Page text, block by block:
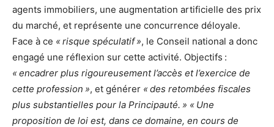
agents immobiliers, une augmentation artificielle des prix
du marché, et représente une concurrence déloyale.
Face à ce « risque spéculatif », le Conseil national a donc
engagé une réflexion sur cette activité. Objectifs :
« encadrer plus rigoureusement l’accès et l’exercice de
cette profession », et générer « des retombées fiscales
plus substantielles pour la Principauté. » « Une
proposition de loi est, dans ce domaine, en cours de